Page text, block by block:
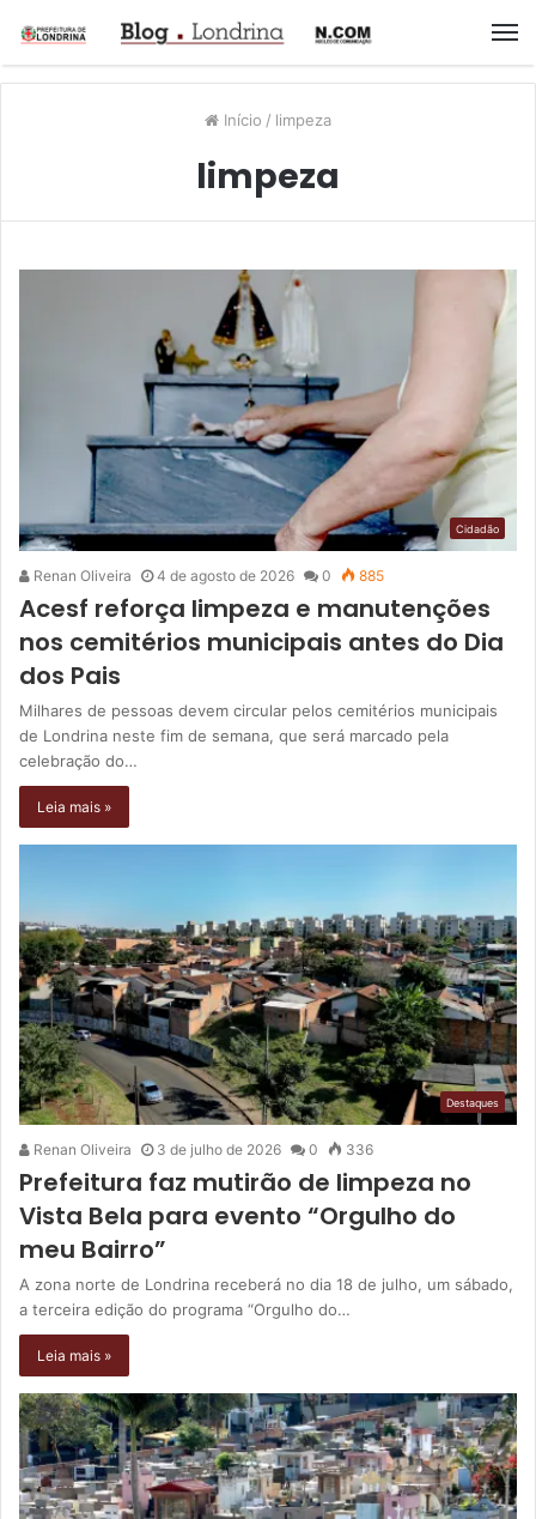
Início / limpeza
limpeza
Cidadão
Renan Oliveira 4 de agosto de 2026 0 885
Acesf reforça limpeza e manutenções
nos cemitérios municipais antes do Dia
dos Pais
Milhares de pessoas devem circular pelos cemitérios municipais
de Londrina neste fim de semana, que será marcado pela
celebração do…
Leia mais »
Destaques
Renan Oliveira 3 de julho de 2026 0 336
Prefeitura faz mutirão de limpeza no
Vista Bela para evento “Orgulho do
meu Bairro”
A zona norte de Londrina receberá no dia 18 de julho, um sábado,
a terceira edição do programa “Orgulho do…
Leia mais »